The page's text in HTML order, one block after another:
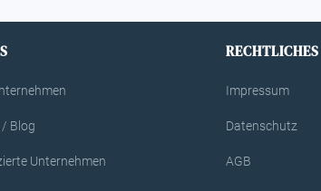
Blog
Unternehmen
RECHTLICHES
Impressum
Datenschutz
AGB